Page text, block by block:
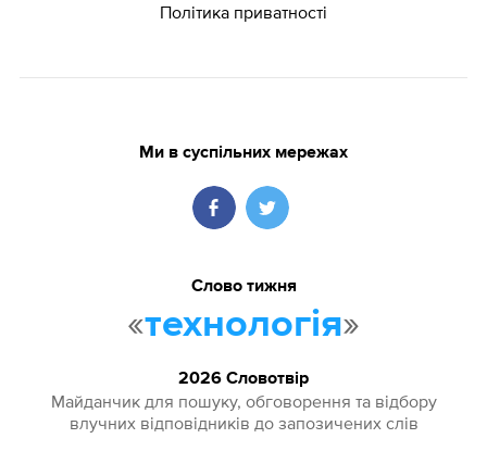
Політика приватності
Ми в суспільних мережах
Слово тижня
«технологія»
2026 Словотвір
Майданчик для пошуку, обговорення та відбору
влучних відповідників до запозичених слів